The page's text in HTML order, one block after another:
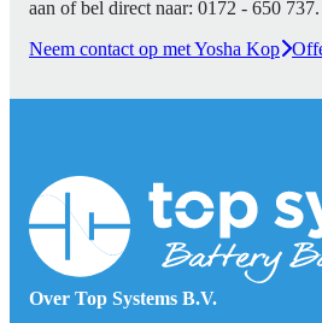
aan of bel direct naar: 0172 - 650 737.
Neem contact op met Yosha Kop
Over Top Systems B.V.